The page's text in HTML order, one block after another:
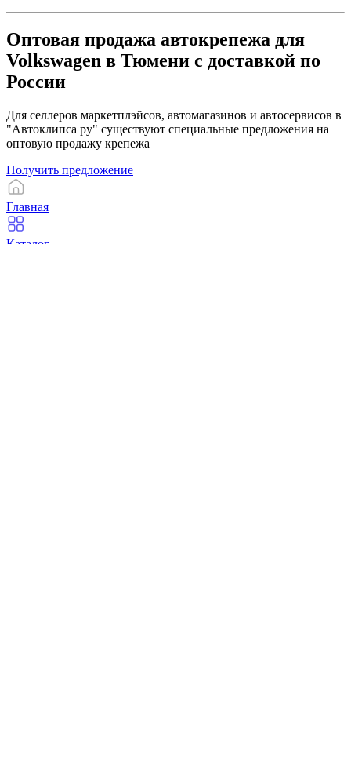
Оптовая продажа автокрепежа для
Volkswagen в Тюмени с доставкой по
России
Для селлеров маркетплэйсов, автомагазинов и автосервисов в
"Автоклипса ру" существуют специальные предложения на
оптовую продажу крепежа
Получить предложение
Главная
Каталог